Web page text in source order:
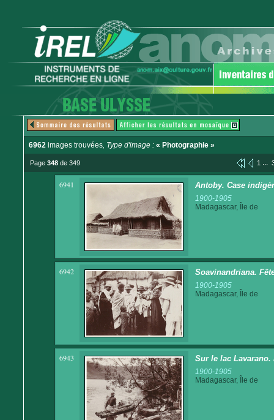
6962 images trouvées, Type d'image : « Photographie »
Page 348 de 349 1 ...
6941 Antoby. Case
1900-1905
Madagascar, Île de
6942 Soavinandriana.
1900-1905
Madagascar, Île de
6943 Sur le lac Lavarano.
1900-1905
Madagascar, Île de